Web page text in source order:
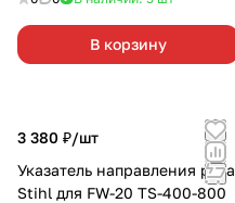
В корзину
3 380 ₽/шт
Указатель направления реза
Stihl для FW-20 TS-400-800